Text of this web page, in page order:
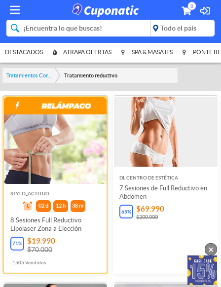
0
DESTACADOS ATRAPA OFERTAS SPA & MASAJES PONTE
Tratamientos Corporales Tratamiento reductivo
STYLO_ACTITUD
02 d 12 h 38m
8 Sesiones Full Reductivo
Lipolaser Zona a Elección
71% $19.990
$70.000
1505 Vendidos
DL CENTRO DE ESTÉTICA
7 Sesiones de Full Reductivo en
Abdomen
65% $69.990
$200.000
×